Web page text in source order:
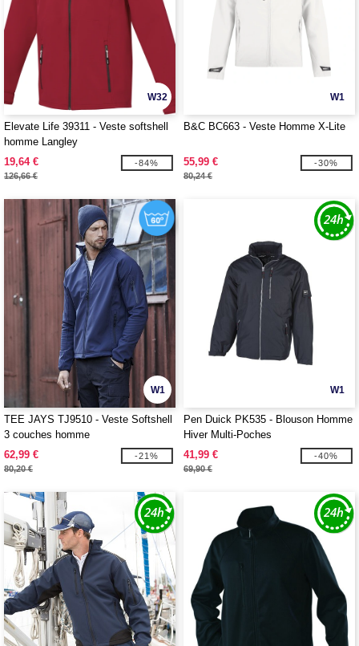
W32
Elevate Life 39311 - Veste softshell
homme Langley
19,64 €
126,66 €
-84%
W1
B&C BC663 - Veste Homme X-Lite
55,99 €
80,24 €
-30%
W1
TEE JAYS TJ9510 - Veste Softshell
3 couches homme
62,99 €
80,20 €
-21%
W1
Pen Duick PK535 - Blouson Homme
Hiver Multi-Poches
41,99 €
69,90 €
-40%